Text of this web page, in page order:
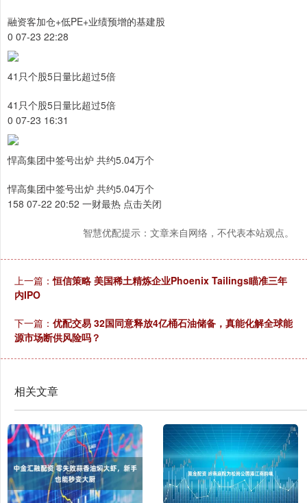
融资客加仓+低PE+业绩预增的基建股
0 07-23 22:28
41只个股5日量比超过5倍
41只个股5日量比超过5倍
0 07-23 16:31
悍高集团中签号出炉 共约5.04万个
悍高集团中签号出炉 共约5.04万个
158 07-22 20:52 一财最热 点击关闭
智慧优配提示：文章来自网络，不代表本站观点。
上一篇：恒信策略 美国稀土精炼企业Phoenix Tailings瞄准三年
内IPO
下一篇： 优配交易 32国同意释放4亿桶石油储备，真能化解全球能
源市场断供风险吗？
相关文章